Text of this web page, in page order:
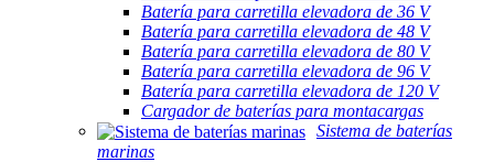
Batería para carretilla elevadora de 36 V
Batería para carretilla elevadora de 48 V
Batería para carretilla elevadora de 80 V
Batería para carretilla elevadora de 96 V
Batería para carretilla elevadora de 120 V
Cargador de baterías para montacargas
Sistema de baterías
marinas